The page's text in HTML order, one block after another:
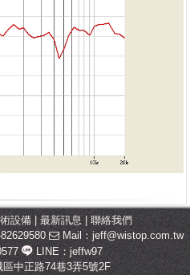
設備 最新訊息|聯絡我們
Mail： jeff@wistop.com.tw
LINE：jeffw97
中正路74巷3弄5號2F